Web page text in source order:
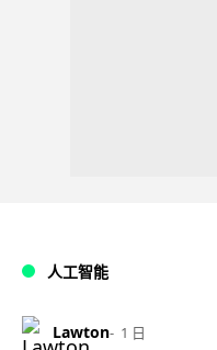
人工智能
Lawton 1 日